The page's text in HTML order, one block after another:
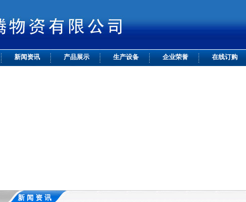
新闻资讯 产品展示 生产设备 企业荣誉 在线订购
新 闻 资 讯